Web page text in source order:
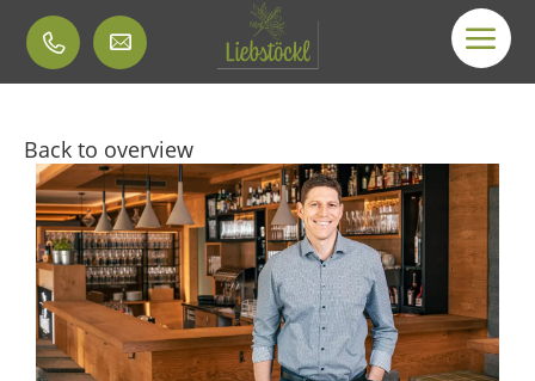
Back to overview